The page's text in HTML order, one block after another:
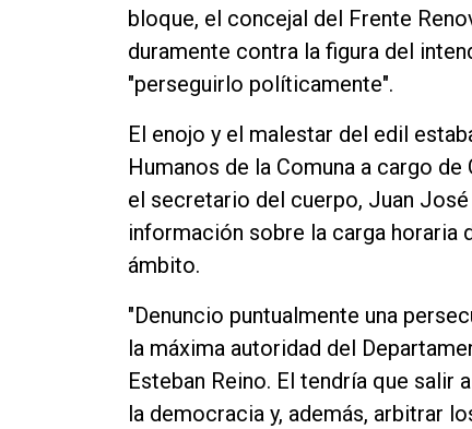
bloque, el concejal del Frente
duramente contra la figura del
"perseguirlo políticamente".
El enojo y el malestar del edil
Humanos de la Comuna a cargo
el secretario del cuerpo, Juan
información sobre la carga horaria
ámbito.
"Denuncio puntualmente una
la máxima autoridad del
Esteban Reino. El tendría que salir
la democracia y, además, arbitrar